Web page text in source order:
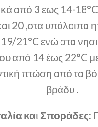
από 3 εως 14-18°C
20 ,στα υπόλοιπα
21°C ενώ στα
από 14 έως 22°C
πτώση από τα
βράδυ .
και Σποράδες: